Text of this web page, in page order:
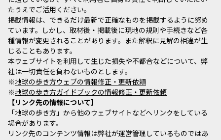
たうえでご活用ください。
掲載情報は、できるだけ最新で正確なものを掲載するように努め
ています。しかし、取材後・掲載後に現地の規則や手続きなど各
種情報が変更されることがあります。また解釈に見解の相違が生
じることもあります。
本ウェブサイトを利用して生じた損失や不都合などについて、弊
社は一切責任を負わないものとします。
※地球の歩き方ウェブの情報修正・更新依頼
※地球の歩き方ガイドブックの情報修正・更新依頼
リンク先の情報について
「地球の歩き方」から他のウェブサイトなどへリンクをしている
場合があります。
リンク先のコンテンツ情報は弊社が運営管理しているものではあ